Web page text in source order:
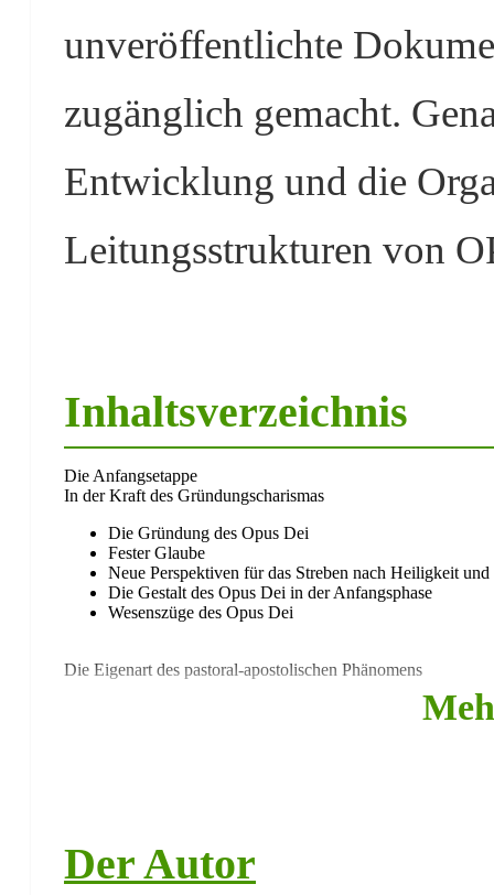
unveröffentlichte
zugänglich gemacht.
Entwicklung und die
Leitungsstrukturen von
Inhaltsverzeichnis
Die Anfangsetappe
In der Kraft des Gründungscharismas
Die Gründung des Opus Dei
Fester Glaube
Neue Perspektiven für das Streben nach Heiligkeit
Die Gestalt des Opus Dei in der Anfangsphase
Wesenszüge des Opus Dei
Die Eigenart des pastoral-apostolischen Phänomens
Christlicher Glaube und säkulare Wirklichkeiten
Die Approbation des Jahres 1941
Der Autor